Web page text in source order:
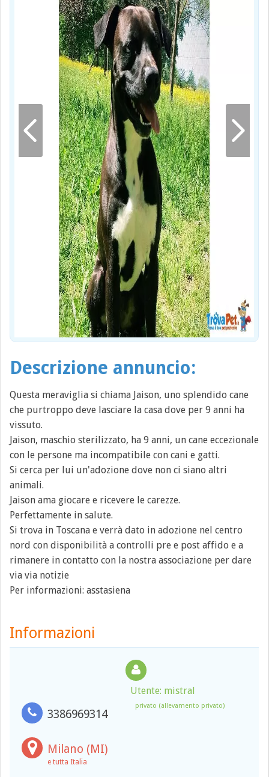
Descrizione annuncio:
Questa meraviglia si chiama Jaison, uno splendido cane
che purtroppo deve lasciare la casa dove per 9 anni ha
vissuto.
Jaison, maschio sterilizzato, ha 9 anni, un cane eccezionale
con le persone ma incompatibile con cani e gatti.
Si cerca per lui un'adozione dove non ci siano altri
animali.
Jaison ama giocare e ricevere le carezze.
Perfettamente in salute.
Si trova in Toscana e verrà dato in adozione nel centro
nord con disponibilità a controlli pre e post affido e a
rimanere in contatto con la nostra associazione per dare
via via notizie
Per informazioni: asstasiena
Informazioni
3386969314
Utente: mistral
privato (allevamento privato)
Milano (MI)
e tutta Italia